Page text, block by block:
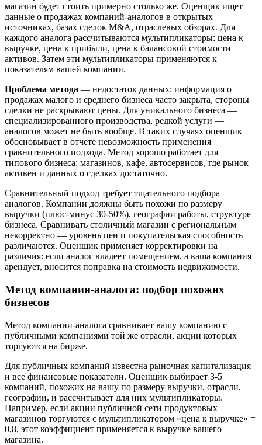
магазин будет стоить примерно столько же. Оценщик ищет
данные о продажах компаний-аналогов в открытых
источниках, базах сделок M&A, отраслевых обзорах. Для
каждого аналога рассчитываются мультипликаторы: цена к
выручке, цена к прибыли, цена к балансовой стоимости
активов. Затем эти мультипликаторы применяются к
показателям вашей компании.
Проблема метода — недостаток данных: информация о
продажах малого и среднего бизнеса часто закрыта, стороны
сделки не раскрывают цены. Для уникального бизнеса —
специализированного производства, редкой услуги —
аналогов может не быть вообще. В таких случаях оценщик
обосновывает в отчете невозможность применения
сравнительного подхода. Метод хорошо работает для
типового бизнеса: магазинов, кафе, автосервисов, где рынок
активен и данных о сделках достаточно.
Сравнительный подход требует тщательного подбора
аналогов. Компании должны быть похожи по размеру
выручки (плюс-минус 30-50%), географии работы, структуре
бизнеса. Сравнивать столичный магазин с региональным
некорректно — уровень цен и покупательская способность
различаются. Оценщик применяет корректировки на
различия: если аналог владеет помещением, а ваша компания
арендует, вносится поправка на стоимость недвижимости.
Метод компании-аналога: подбор похожих
бизнесов
Метод компании-аналога сравнивает вашу компанию с
публичными компаниями той же отрасли, акции которых
торгуются на бирже.
Для публичных компаний известна рыночная капитализация
и все финансовые показатели. Оценщик выбирает 3-5
компаний, похожих на вашу по размеру выручки, отрасли,
географии, и рассчитывает для них мультипликаторы.
Например, если акции публичной сети продуктовых
магазинов торгуются с мультипликатором «цена к выручке» =
0,8, этот коэффициент применяется к выручке вашего
магазина.